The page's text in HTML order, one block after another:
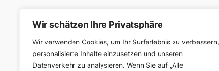
Wir schätzen Ihre Privatsphäre
Wir verwenden Cookies, um Ihr Surferlebnis zu verbessern,
personalisierte Inhalte einzusetzen und unseren
Datenverkehr zu analysieren. Wenn Sie auf „Alle
SELK Region Ost